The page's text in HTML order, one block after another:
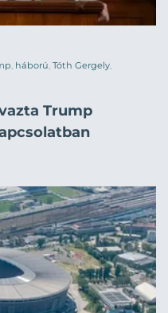
háború Tóth Gergely
Trump